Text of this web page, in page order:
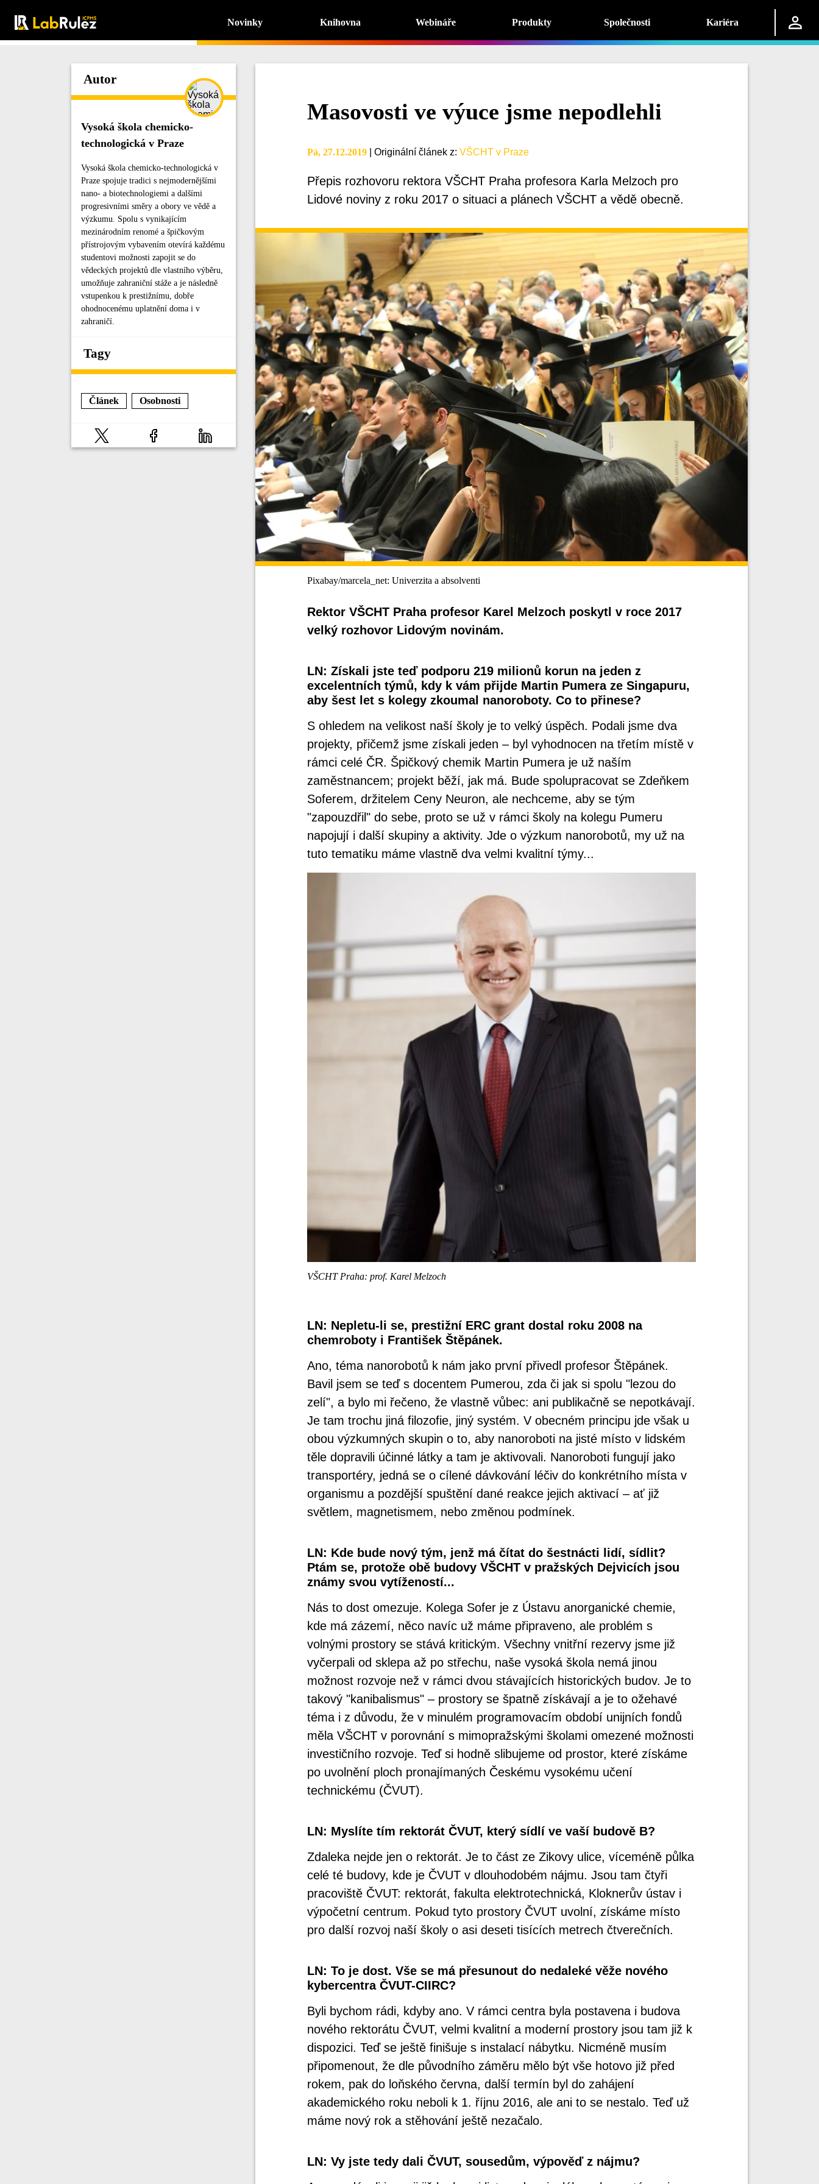
Novinky Knihovna Webináře Produkty Společnosti Kariéra
Autor
Vysoká škola chemicko-
technologická v Praze
Vysoká škola chemicko-technologická v
Praze spojuje tradici s nejmodernějšími
nano- a biotechnologiemi a dalšími
progresivními směry a obory ve vědě a
výzkumu. Spolu s vynikajícím
mezinárodním renomé a špičkovým
přístrojovým vybavením otevírá každému
studentovi možnosti zapojit se do
vědeckých projektů dle vlastního výběru,
umožňuje zahraniční stáže a je následně
vstupenkou k prestižnímu, dobře
ohodnocenému uplatnění doma i v
zahraničí.
Tagy
Článek Osobnosti
Masovosti ve výuce jsme nepodlehli
Pá, 27.12.2019 Originální článek z: VŠCHT v Praze
Přepis rozhovoru rektora VŠCHT Praha profesora Karla Melzoch pro
Lidové noviny z roku 2017 o situaci a plánech VŠCHT a vědě obecně.
Pixabay/marcela_net: Univerzita a absolventi
Rektor VŠCHT Praha profesor Karel Melzoch poskytl v roce 2017
velký rozhovor Lidovým novinám.
LN: Získali jste teď podporu 219 milionů korun na jeden z
excelentních týmů, kdy k vám přijde Martin Pumera ze Singapuru,
aby šest let s kolegy zkoumal nanoroboty. Co to přinese?
S ohledem na velikost naší školy je to velký úspěch. Podali jsme dva
projekty, přičemž jsme získali jeden – byl vyhodnocen na třetím místě v
rámci celé ČR. Špičkový chemik Martin Pumera je už naším
zaměstnancem; projekt běží, jak má. Bude spolupracovat se Zdeňkem
Soferem, držitelem Ceny Neuron, ale nechceme, aby se tým
"zapouzdřil" do sebe, proto se už v rámci školy na kolegu Pumeru
napojují i další skupiny a aktivity. Jde o výzkum nanorobotů, my už na
tuto tematiku máme vlastně dva velmi kvalitní týmy...
VŠCHT Praha: prof. Karel Melzoch
LN: Nepletu-li se, prestižní ERC grant dostal roku 2008 na
chemroboty i František Štěpánek.
Ano, téma nanorobotů k nám jako první přivedl profesor Štěpánek.
Bavil jsem se teď s docentem Pumerou, zda či jak si spolu "lezou do
zelí", a bylo mi řečeno, že vlastně vůbec: ani publikačně se nepotkávají.
Je tam trochu jiná filozofie, jiný systém. V obecném principu jde však u
obou výzkumných skupin o to, aby nanoroboti na jisté místo v lidském
těle dopravili účinné látky a tam je aktivovali. Nanoroboti fungují jako
transportéry, jedná se o cílené dávkování léčiv do konkrétního místa v
organismu a pozdější spuštění dané reakce jejich aktivací – ať již
světlem, magnetismem, nebo změnou podmínek.
LN: Kde bude nový tým, jenž má čítat do šestnácti lidí, sídlit?
Ptám se, protože obě budovy VŠCHT v pražských Dejvicích jsou
známy svou vytížeností...
Nás to dost omezuje. Kolega Sofer je z Ústavu anorganické chemie,
kde má zázemí, něco navíc už máme připraveno, ale problém s
volnými prostory se stává kritickým. Všechny vnitřní rezervy jsme již
vyčerpali od sklepa až po střechu, naše vysoká škola nemá jinou
možnost rozvoje než v rámci dvou stávajících historických budov. Je to
takový "kanibalismus" – prostory se špatně získávají a je to ožehavé
téma i z důvodu, že v minulém programovacím období unijních fondů
měla VŠCHT v porovnání s mimopražskými školami omezené možnosti
investičního rozvoje. Teď si hodně slibujeme od prostor, které získáme
po uvolnění ploch pronajímaných Českému vysokému učení
technickému (ČVUT).
LN: Myslíte tím rektorát ČVUT, který sídlí ve vaší budově B?
Zdaleka nejde jen o rektorát. Je to část ze Zikovy ulice, víceméně půlka
celé té budovy, kde je ČVUT v dlouhodobém nájmu. Jsou tam čtyři
pracoviště ČVUT: rektorát, fakulta elektrotechnická, Kloknerův ústav i
výpočetní centrum. Pokud tyto prostory ČVUT uvolní, získáme místo
pro další rozvoj naší školy o asi deseti tisících metrech čtverečních.
LN: To je dost. Vše se má přesunout do nedaleké věže nového
kybercentra ČVUT-CIIRC?
Byli bychom rádi, kdyby ano. V rámci centra byla postavena i budova
nového rektorátu ČVUT, velmi kvalitní a moderní prostory jsou tam již k
dispozici. Teď se ještě finišuje s instalací nábytku. Nicméně musím
připomenout, že dle původního záměru mělo být vše hotovo již před
rokem, pak do loňského června, další termín byl do zahájení
akademického roku neboli k 1. říjnu 2016, ale ani to se nestalo. Teď už
máme nový rok a stěhování ještě nezačalo.
LN: Vy jste tedy dali ČVUT, sousedům, výpověď z nájmu?